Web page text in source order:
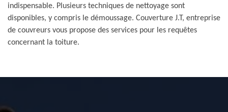
indispensable. Plusieurs techniques de nettoyage sont
disponibles, y compris le démoussage. Couverture J.T, entreprise
de couvreurs vous propose des services pour les requêtes
concernant la toiture.